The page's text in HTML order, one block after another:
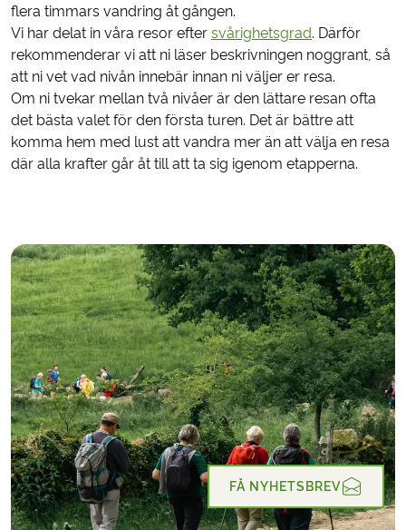
flera timmars vandring åt gången.
Vi har delat in våra resor efter svårighetsgrad. Därför
rekommenderar vi att ni läser beskrivningen noggrant, så
att ni vet vad nivån innebär innan ni väljer er resa.
Om ni tvekar mellan två nivåer är den lättare resan ofta
det bästa valet för den första turen. Det är bättre att
komma hem med lust att vandra mer än att välja en resa
där alla krafter går åt till att ta sig igenom etapperna.
FÅ NYHETSBREV